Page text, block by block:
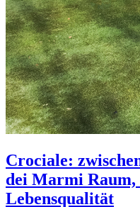
Crociale:
dei Marmi
Lebensqualität